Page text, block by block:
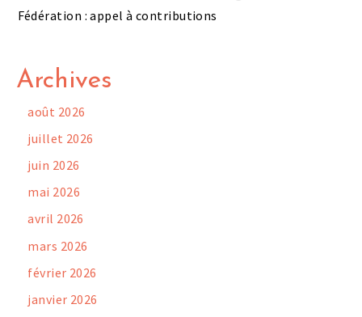
Fédération : appel à contributions
Archives
août 2026
juillet 2026
juin 2026
mai 2026
avril 2026
mars 2026
février 2026
janvier 2026